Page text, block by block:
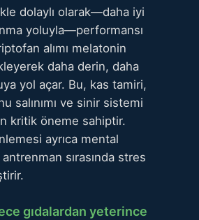
dolaylı olarak—daha iyi
yoluyla—performansı
alımı melatonin
daha derin, daha
yol açar. Bu, kas tamiri,
salınımı ve sinir sistemi
kritik öneme sahiptir.
ayrıca mental
sırasında stres
gıdalardan yeterince